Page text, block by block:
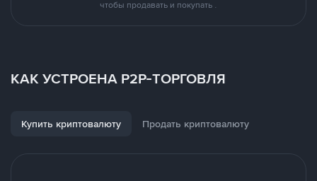
чтобы продавать и покупать .
КАК УСТРОЕНА P2P-ТОРГОВЛЯ
Купить криптовалюту Продать криптовалюту